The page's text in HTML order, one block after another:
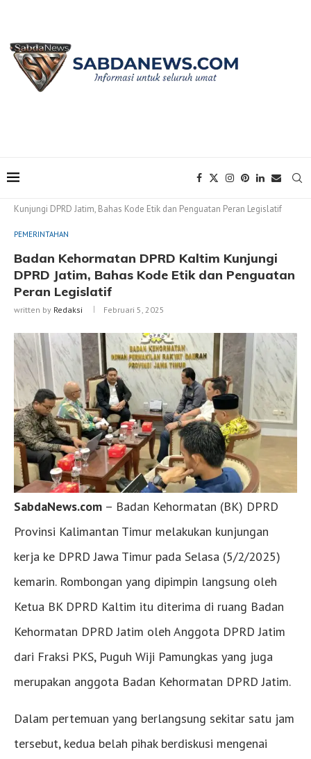
Kunjungi DPRD Jatim, Bahas Kode Etik dan Penguatan Peran Legislatif
PEMERINTAHAN
Badan Kehormatan DPRD Kaltim Kunjungi
DPRD Jatim, Bahas Kode Etik dan Penguatan
Peran Legislatif
written by Redaksi Februari 5, 2025
SabdaNews.com – Badan Kehormatan (BK) DPRD
Provinsi Kalimantan Timur melakukan kunjungan
kerja ke DPRD Jawa Timur pada Selasa (5/2/2025)
kemarin. Rombongan yang dipimpin langsung oleh
Ketua BK DPRD Kaltim itu diterima di ruang Badan
Kehormatan DPRD Jatim oleh Anggota DPRD Jatim
dari Fraksi PKS, Puguh Wiji Pamungkas yang juga
merupakan anggota Badan Kehormatan DPRD Jatim.
Dalam pertemuan yang berlangsung sekitar satu jam
tersebut, kedua belah pihak berdiskusi mengenai